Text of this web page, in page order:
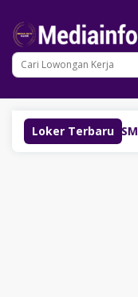
konten
Loker Terbaru
(SM Group)